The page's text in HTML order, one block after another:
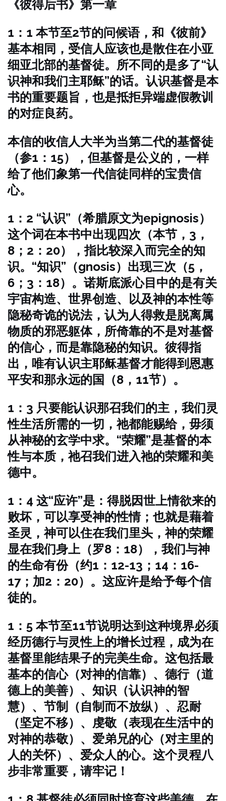
《彼得后书》第一章
1：1 本节至2节的问候语，和《彼前》
基本相同，受信人应该也是散住在小亚
细亚北部的基督徒。所不同的是多了“认
识神和我们主耶稣”的话。认识基督是本
书的重要题旨，也是抵拒异端虚假教训
的对症良药。
本信的收信人大半为当第二代的基督徒
（参1：15），但基督是公义的，一样
给了他们象第一代信徒同样的宝贵信
心。
1：2 “认识”（希腊原文为epignosis）
这个词在本书中出现四次（本节，3，
8；2：20），指比较深入而完全的知
识。“知识”（gnosis）出现三次（5，
6；3：18）。诺斯底派心目中的是有关
宇宙构造、世界创造、以及神的本性等
隐秘奇诡的说法，认为人得救是脱离属
物质的邪恶躯体，所倚靠的不是对基督
的信心，而是靠隐秘的知识。彼得指
出，唯有认识主耶稣基督才能得到恩惠
平安和那永远的国（8，11节）。
1：3 只要能认识那召我们的主，我们灵
性生活所需的一切，祂都能赐给，毋须
从神秘的玄学中求。“荣耀”是基督的本
性与本质，祂召我们进入祂的荣耀和美
德中。
1：4 这“应许”是：得脱因世上情欲来的
败坏，可以享受神的性情；也就是藉着
圣灵，神可以住在我们里头，神的荣耀
显在我们身上（罗8：18），我们与神
的生命有份（约1：12-13；14：16-
17；加2：20）。这应许是给予每个信
徒的。
1：5 本节至11节说明达到这种境界必须
经历德行与灵性上的增长过程，成为在
基督里能结果子的完美生命。这包括最
基本的信心（对神的信靠）、德行（道
德上的美善）、知识（认识神的智
慧）、节制（自制而不放纵）、忍耐
（坚定不移）、虔敬（表现在生活中的
对神的恭敬）、爱弟兄的心（对主里的
人的关怀）、爱众人的心。这个灵程八
步非常重要，请牢记！